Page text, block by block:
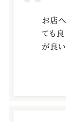
お店
ても
が良い